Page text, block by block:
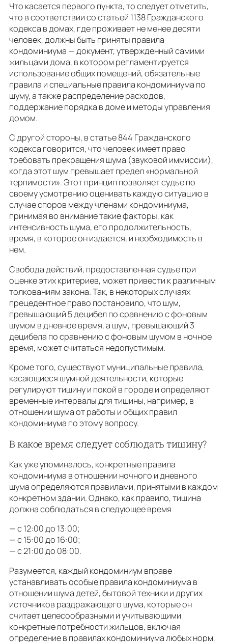
Что касается первого пункта, то следует отметить,
что в соответствии со статьей 1138 Гражданского
кодекса в домах, где проживает не менее десяти
человек, должны быть приняты правила
кондоминиума — документ, утвержденный самими
жильцами дома, в котором регламентируется
использование общих помещений, обязательные
правила и специальные правила кондоминиума по
шуму, а также распределение расходов,
поддержание порядка в доме и методы управления
домом.
С другой стороны, в статье 844 Гражданского
кодекса говорится, что человек имеет право
требовать прекращения шума (звуковой иммиссии),
когда этот шум превышает предел «нормальной
терпимости». Этот принцип позволяет судье по
своему усмотрению оценивать каждую ситуацию в
случае споров между членами кондоминиума,
принимая во внимание такие факторы, как
интенсивность шума, его продолжительность,
время, в которое он издается, и необходимость в
нем.
Свобода действий, предоставленная судье при
оценке этих критериев, может привести к различным
толкованиям закона. Так, в некоторых случаях
прецедентное право постановило, что шум,
превышающий 5 децибел по сравнению с фоновым
шумом в дневное время, а шум, превышающий 3
децибела по сравнению с фоновым шумом в ночное
время, может считаться недопустимым.
Кроме того, существуют муниципальные правила,
касающиеся шумной деятельности, которые
регулируют тишину и покой в городе и определяют
временные интервалы для тишины, например, в
отношении шума от работы и общих правил
кондоминиума по этому вопросу.
В какое время следует соблюдать тишину?
Как уже упоминалось, конкретные правила
кондоминиума в отношении ночного и дневного
шума определяются правилами, принятыми в каждом
конкретном здании. Однако, как правило, тишина
должна соблюдаться в следующее время
— с 12:00 до 13:00;
— с 15:00 до 16:00;
— с 21:00 до 08:00.
Разумеется, каждый кондоминиум вправе
устанавливать особые правила кондоминиума в
отношении шума детей, бытовой техники и других
источников раздражающего шума, которые он
считает целесообразными и учитывающими
конкретные потребности жильцов, включая
определение в правилах кондоминиума любых норм,